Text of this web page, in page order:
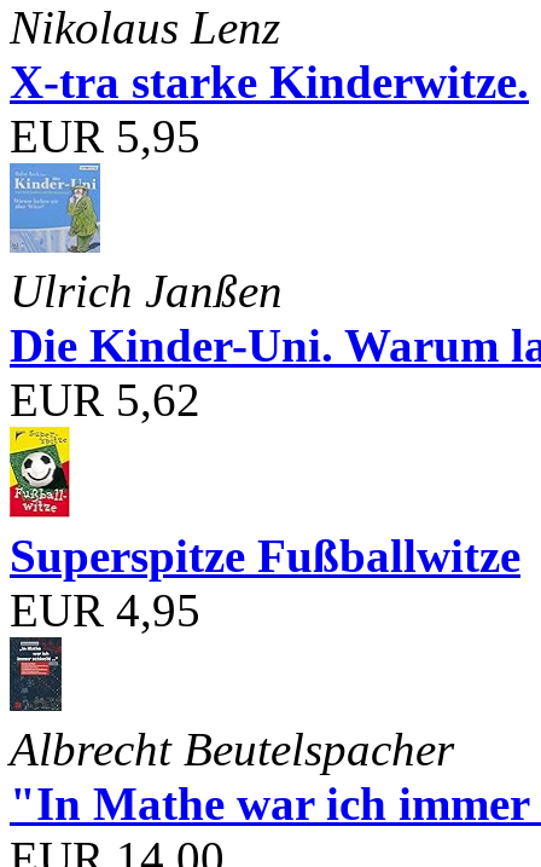
Nikolaus Lenz
X-tra starke Kinderwitze.
EUR 5,95
Ulrich Janßen
Die Kinder-Uni. Warum
EUR 5,62
Superspitze Fußballwitze
EUR 4,95
Albrecht Beutelspacher
"In Mathe war ich immer